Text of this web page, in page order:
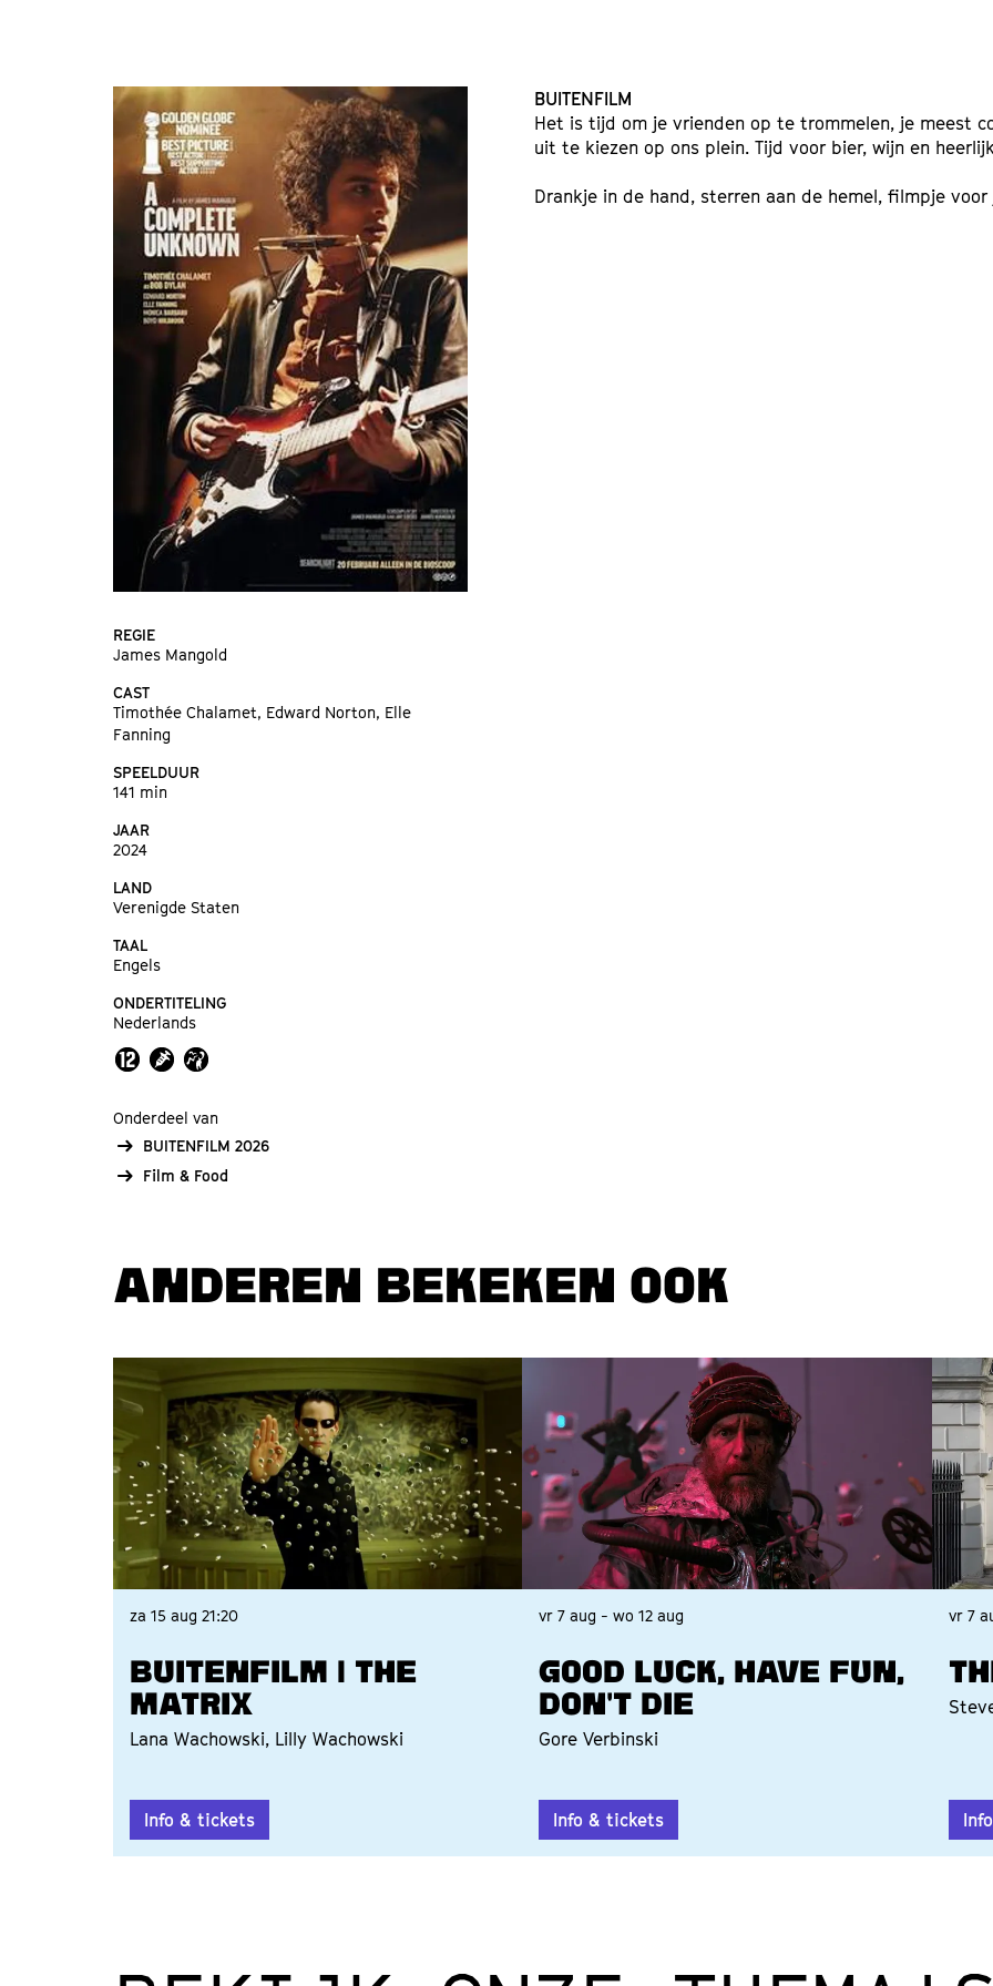
BUITENFILM
Het is tijd om je vrienden op te trommelen, je meest
uit te kiezen op ons plein. Tijd voor bier, wijn en
Drankje in de hand, sterren aan de hemel, filmpje voor
REGIE
James Mangold
CAST
Timothée Chalamet, Edward Norton, Elle
Fanning
SPEELDUUR
141 min
JAAR
2024
LAND
Verenigde Staten
TAAL
Engels
ONDERTITELING
Nederlands
Onderdeel van
BUITENFILM 2026
Film & Food
ANDEREN BEKEKEN OOK
BUITENFILM | THE
MATRIX
Lana Wachowski, Lilly Wachowski
za 15 aug 21:20
Info & tickets
GOOD LUCK, HAVE FUN,
DON'T DIE
Gore Verbinski
vr 7 aug -wo 12 aug
Info & tickets
vr 7